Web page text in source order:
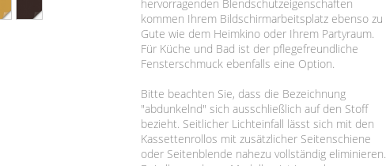
hervorragenden Blendschutzeigenschaften
kommen Ihrem Bildschirmarbeitsplatz ebenso zu
Gute wie dem Heimkino oder Ihrem Partyraum.
Für Küche und Bad ist der pflegefreundliche
Fensterschmuck ebenfalls eine Option.
Bitte beachten Sie, dass die Bezeichnung
"abdunkelnd" sich ausschließlich auf den Stoff
bezieht. Seitlicher Lichteinfall lässt sich mit den
Kassettenrollos mit zusätzlicher Seitenschiene
oder Seitenblende nahezu vollständig eliminieren.